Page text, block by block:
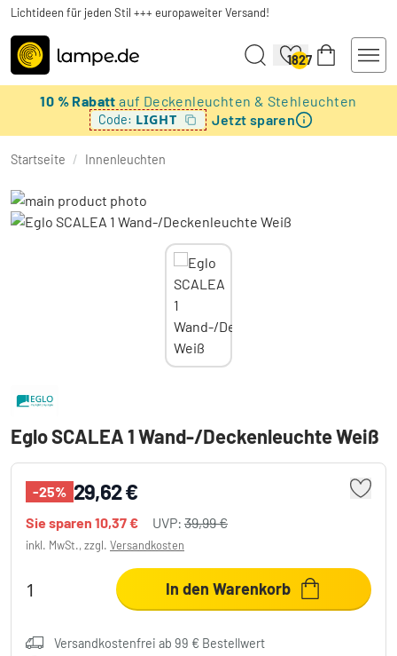
Lichtideen für jeden Stil +++ europaweiter Versand!
1827
10 % Rabattauf Deckenleuchten & Stehleuchten
Code: LIGHT Jetzt sparen
Startseite / Innenleuchten
Eglo SCALEA 1 Wand-/Deckenleuchte Weiß
-25% 29,62 €
Sie sparen 10,37 € UVP: 39,99 €
inkl. MwSt., zzgl. Versandkosten
In den Warenkorb
Versandkostenfrei ab 99 € Bestellwert